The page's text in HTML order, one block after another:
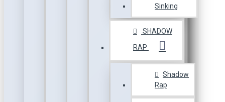
Sinking
SHADOW
RAP
Shadow
Rap